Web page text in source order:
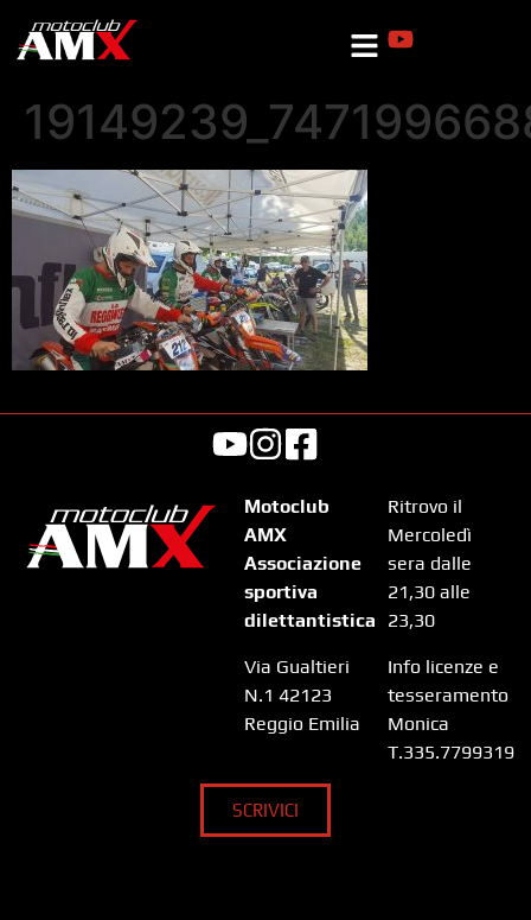
Motoclub
AMX
Associazione
sportiva
dilettantistica
Via Gualtieri
N.1 42123
Reggio Emilia
Ritrovo il
Mercoledì
sera dalle
21,30 alle
23,30
Info licenze e
tesseramento
Monica
T.335.7799319
SCRIVICI